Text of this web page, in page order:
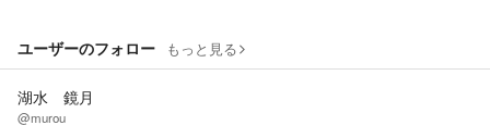
ユーザーのフォロー もっと見る
湖水 鏡月
@murou